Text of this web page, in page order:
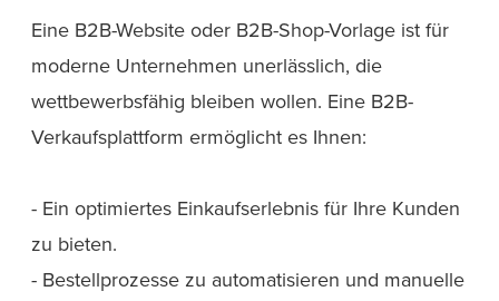
Eine B2B-Website oder B2B-Shop-Vorlage ist für
moderne Unternehmen unerlässlich, die
wettbewerbsfähig bleiben wollen. Eine B2B-
Verkaufsplattform ermöglicht es Ihnen:
- Ein optimiertes Einkaufserlebnis für Ihre Kunden
zu bieten.
- Bestellprozesse zu automatisieren und manuelle